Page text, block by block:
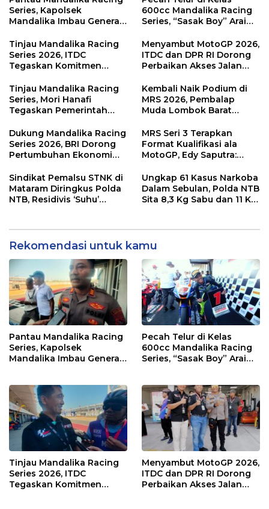
Series, Kapolsek
Mandalika Imbau Generasi
Sirkuit, Bukan Jalan Raya
600cc Mandalika Racing
Series, “Sasak Boy” Arai
Kemenangan
Tinjau Mandalika Racing
Series 2026, ITDC
Tegaskan Komitmen
Dampak Ekonomi
Kawasan
Menyambut MotoGP 2026,
ITDC dan DPR RI Dorong
Perbaikan Akses Jalan
di KEK Mandalika
Tinjau Mandalika Racing
Series, Mori Hanafi
Tegaskan Pemerintah
NTB
Kembali Naik Podium di
MRS 2026, Pembalap
Muda Lombok Barat
Menuju Tingkat Asia
Dukung Mandalika Racing
Series 2026, BRI Dorong
Pertumbuhan Ekonomi
MRS Seri 3 Terapkan
Format Kualifikasi ala
MotoGP, Edy Saputra:
dan Efektif
Sindikat Pemalsu STNK di
Mataram Diringkus Polda
NTB, Residivis ‘Suhu’
Ungkap 61 Kasus Narkoba
Dalam Sebulan, Polda NTB
Sita 8,3 Kg Sabu dan 11 Kg
Rekomendasi untuk kamu
Pantau Mandalika Racing
Series, Kapolsek
Mandalika Imbau Generasi
Pecah Telur di Kelas
600cc Mandalika Racing
Series, “Sasak Boy” Arai
Tinjau Mandalika Racing
Series 2026, ITDC
Tegaskan Komitmen
Menyambut MotoGP 2026,
ITDC dan DPR RI Dorong
Perbaikan Akses Jalan